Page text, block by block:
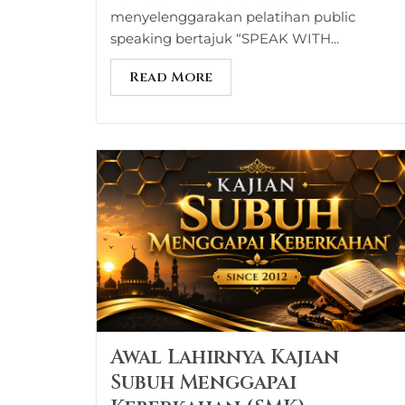
menyelenggarakan pelatihan public
speaking bertajuk “SPEAK WITH...
Read More
Awal Lahirnya Kajian
Subuh Menggapai